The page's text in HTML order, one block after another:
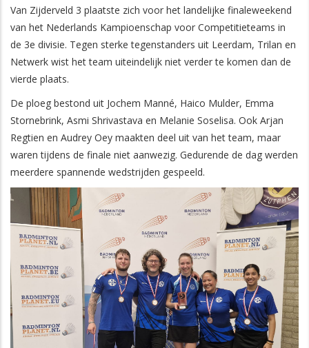
Van Zijderveld 3 plaatste zich voor het landelijke finaleweekend
van het Nederlands Kampioenschap voor Competitieteams in
de 3e divisie. Tegen sterke tegenstanders uit Leerdam, Trilan en
Netwerk wist het team uiteindelijk niet verder te komen dan de
vierde plaats.
De ploeg bestond uit Jochem Manné, Haico Mulder, Emma
Stornebrink, Asmi Shrivastava en Melanie Soselisa. Ook Arjan
Regtien en Audrey Oey maakten deel uit van het team, maar
waren tijdens de finale niet aanwezig. Gedurende de dag werden
meerdere spannende wedstrijden gespeeld.